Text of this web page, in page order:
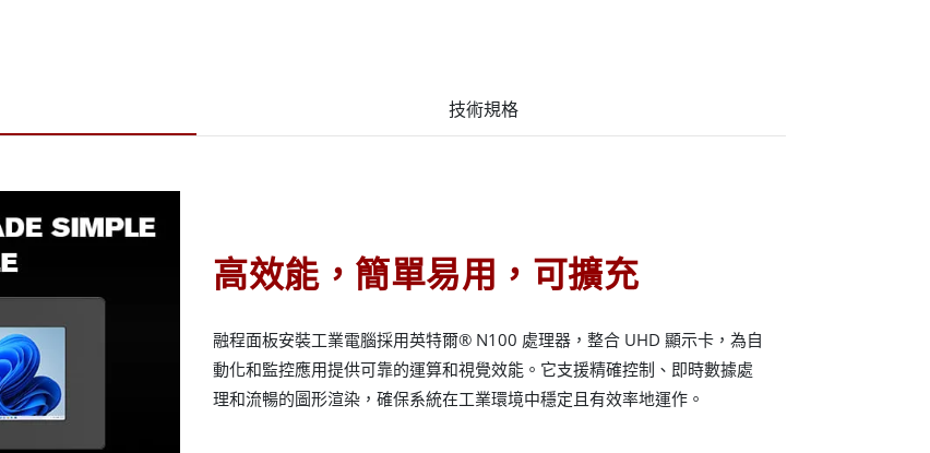
技術規格
高效能，簡單易用，可擴充
融程面板安裝工業電腦採用英特爾® N100 處理器，整合 UHD 顯示卡，為自
動化和監控應用提供可靠的運算和視覺效能。它支援精確控制、即時數據處
理和流暢的圖形渲染，確保系統在工業環境中穩定且有效率地運作。